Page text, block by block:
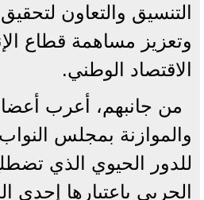
التنسيق والتعاون
وتعزيز مساهمة قطاع
الاقتصاد الوطني.
من جانبهم، أعرب
والموازنة بمجلس
للدور الحيوي الذي
الحربي باعتبارها إحدى